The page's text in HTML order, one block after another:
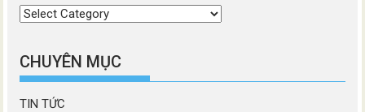
Chọn
mục
CHUYÊN MỤC
TIN TỨC